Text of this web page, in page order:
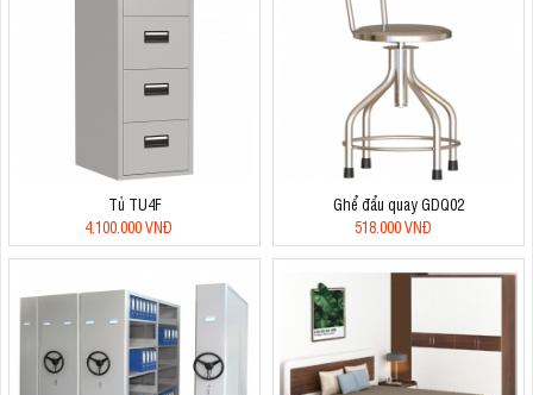
Tủ TU4F
4.100.000 VNĐ
Ghể đẩu quay GDQ02
518.000 VNĐ